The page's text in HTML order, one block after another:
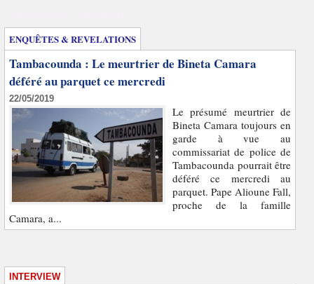
ENQUÊTES & REVELATIONS
Tambacounda : Le meurtrier de Bineta Camara
déféré au parquet ce mercredi
22/05/2019
Le présumé meurtrier de
Bineta Camara toujours en
garde à vue au
commissariat de police de
Tambacounda pourrait être
déféré ce mercredi au
parquet. Pape Alioune Fall,
proche de la famille
Camara, a...
INTERVIEW